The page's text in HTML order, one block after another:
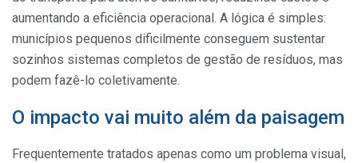
aumentando a eficiência operacional. A lógica é simples:
municípios pequenos dificilmente conseguem sustentar
sozinhos sistemas completos de gestão de resíduos, mas
podem fazê-lo coletivamente.
O impacto vai muito além da paisagem
Frequentemente tratados apenas como um problema visual,